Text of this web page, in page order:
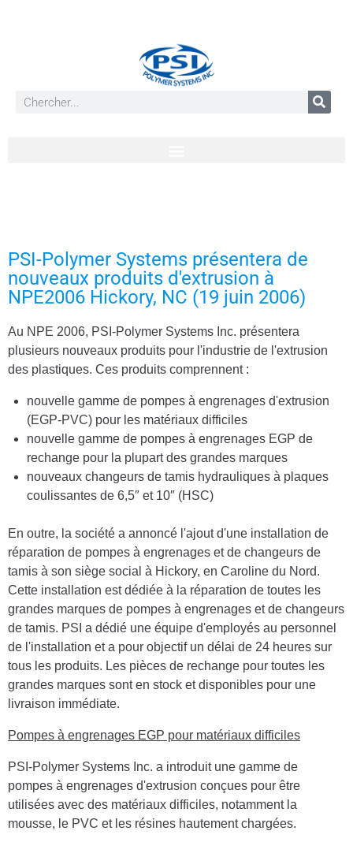
PSI-Polymer Systems présentera de
nouveaux produits d'extrusion à
NPE2006 Hickory, NC (19 juin 2006)
Au NPE 2006, PSI-Polymer Systems Inc. présentera
plusieurs nouveaux produits pour l'industrie de l'extrusion
des plastiques. Ces produits comprennent :
nouvelle gamme de pompes à engrenages d'extrusion
(EGP-PVC) pour les matériaux difficiles
nouvelle gamme de pompes à engrenages EGP de
rechange pour la plupart des grandes marques
nouveaux changeurs de tamis hydrauliques à plaques
coulissantes de 6,5″ et 10″ (HSC)
En outre, la société a annoncé l'ajout d'une installation de
réparation de pompes à engrenages et de changeurs de
tamis à son siège social à Hickory, en Caroline du Nord.
Cette installation est dédiée à la réparation de toutes les
grandes marques de pompes à engrenages et de changeurs
de tamis. PSI a dédié une équipe d'employés au personnel
de l'installation et a pour objectif un délai de 24 heures sur
tous les produits. Les pièces de rechange pour toutes les
grandes marques sont en stock et disponibles pour une
livraison immédiate.
Pompes à engrenages EGP pour matériaux difficiles
PSI-Polymer Systems Inc. a introduit une gamme de
pompes à engrenages d'extrusion conçues pour être
utilisées avec des matériaux difficiles, notamment la
mousse, le PVC et les résines hautement chargées.